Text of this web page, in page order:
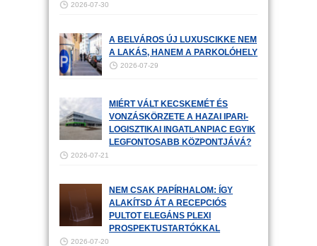
2026-07-30
A BELVÁROS ÚJ LUXUSCIKKE NEM
A LAKÁS, HANEM A PARKOLÓHELY
2026-07-29
MIÉRT VÁLT KECSKEMÉT ÉS
VONZÁSKÖRZETE A HAZAI IPARI-
LOGISZTIKAI INGATLANPIAC EGYIK
LEGFONTOSABB KÖZPONTJÁVÁ?
2026-07-21
NEM CSAK PAPÍRHALOM: ÍGY
ALAKÍTSD ÁT A RECEPCIÓS
PULTOT ELEGÁNS PLEXI
PROSPEKTUSTARTÓKKAL
2026-07-20